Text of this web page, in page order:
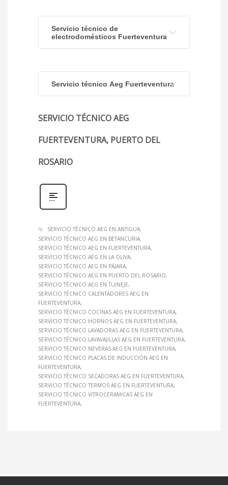
Servicio técnico de
electrodomésticos Fuerteventura
Servicio técnico Aeg Fuerteventura
SERVICIO TÉCNICO AEG
FUERTEVENTURA, PUERTO DEL
ROSARIO
SERVICIO TÉCNICO AEG EN ANTIGUA
SERVICIO TÉCNICO AEG EN BETANCURIA
SERVICIO TÉCNICO AEG EN FUERTEVENTURA
SERVICIO TÉCNICO AEG EN LA OLIVA
SERVICIO TÉCNICO AEG EN PÁJARA
SERVICIO TÉCNICO AEG EN PUERTO DEL ROSARIO
SERVICIO TÉCNICO AEG EN TUINEJE
SERVICIO TÉCNICO CALENTADORES AEG EN
FUERTEVENTURA
SERVICIO TÉCNICO COCINAS AEG EN FUERTEVENTURA
SERVICIO TÉCNICO HORNOS AEG EN FUERTEVENTURA
SERVICIO TÉCNICO LAVADORAS AEG EN FUERTEVENTURA
SERVICIO TÉCNICO LAVAVAJILLAS AEG EN FUERTEVENTURA
SERVICIO TÉCNICO NEVERAS AEG EN FUERTEVENTURA
SERVICIO TÉCNICO PLACAS DE INDUCCIÓN AEG EN
FUERTEVENTURA
SERVICIO TÉCNICO SECADORAS AEG EN FUERTEVENTURA
SERVICIO TÉCNICO TERMOS AEG EN FUERTEVENTURA
SERVICIO TÉCNICO VITROCERAMICAS AEG EN
FUERTEVENTURA